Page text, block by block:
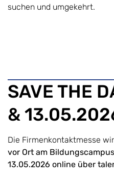
suchen und umgekehrt.
SAVE THE
&
Die Firmenkontaktmesse
vor Ort am Bildungscampus
13.05.2026 online über